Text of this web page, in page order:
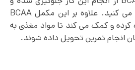
متابولیسم خود را حفظ می کنید. علاوه بر این مکمل BCAA
کرده و کمک می کند تا مواد مغذی به
انجام تمرین تحویل داده شوند.